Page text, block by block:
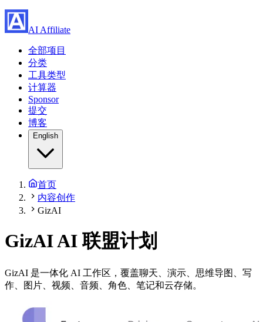
AI Affiliate
全部项目
分类
工具类型
计算器
Sponsor
提交
博客
English
首页
内容创作
GizAI
GizAIAI 联盟计划
GizAI 是一体化 AI 工作区，覆盖聊天、演示、思维导图、写
作、图片、视频、音频、角色、笔记和云存储。